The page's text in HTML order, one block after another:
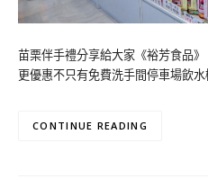
苗栗伴手禮分享給大家《裕芳食品
更優惠不只有免費洗手間停車場飲
CONTINUE READING